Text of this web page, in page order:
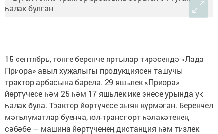
15 сентябрь, төнге беренче яртылар тирәсендә «Лада
Приора» авыл хуҗалыгы продукциясен ташучы
трактор арбасына бәрелә. 29 яшьлек «Приора»
йөртүчесе һәм 25 һәм 17 яшьлек ике энесе урында ук
һәлак була. Трактор йөртүчесе зыян күрмәгән. Беренчел
мәгълүматлар буенча, юл-транспорт һәлакәтенең
сәбәбе — машина йөртүченең дистанция һәм тизлек